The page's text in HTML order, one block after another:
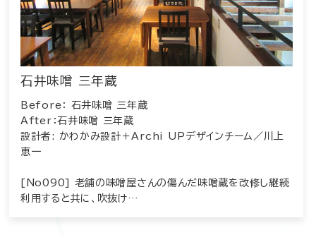
石井味噌 三年蔵
Before： 石井味噌 三年蔵
After：石井味噌 三年蔵
設計者: かわかみ設計＋Archi UPデザインチーム／川上
恵一
[No090] 老舗の味噌屋さんの傷んだ味噌蔵を改修し継続
利用すると共に、吹抜け…